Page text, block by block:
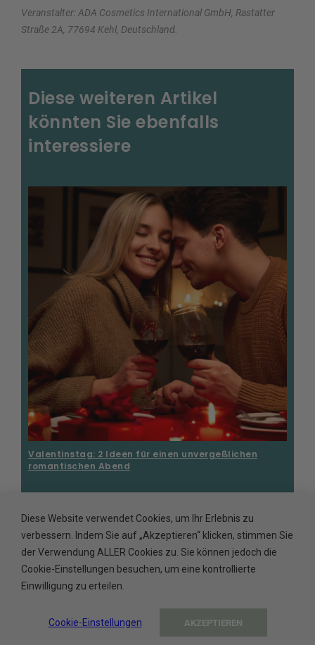
Veranstalter: ADA Cosmetics International GmbH, Rastatter
Straße 2A, 77694 Kehl, Deutschland.
Diese weiteren Artikel
könnten Sie ebenfalls
interessiere
Valentinstag: 2 Ideen für einen unvergeßlichen
romantischen Abend
Diese Website verwendet Cookies, um Ihr Erlebnis zu
verbessern. Indem Sie auf „Akzeptieren“ klicken, stimmen Sie
der Verwendung ALLER Cookies zu. Sie können jedoch die
Cookie-Einstellungen besuchen, um eine kontrollierte
Einwilligung zu erteilen.
Cookie-Einstellungen AKZEPTIEREN